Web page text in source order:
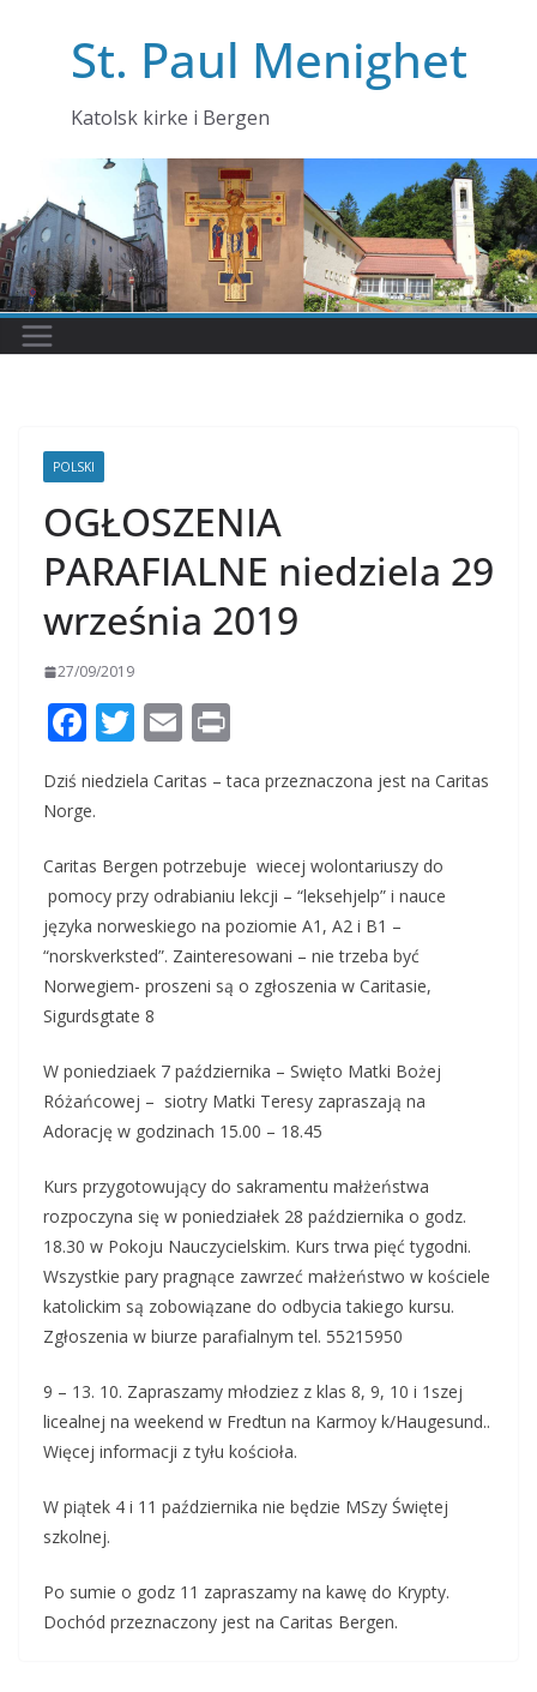
St. Paul Menighet
Katolsk kirke i Bergen
POLSKI
OGŁOSZENIA
PARAFIALNE niedziela 29
września 2019
27/09/2019
F
ac
e
o
o
k
T
w
itt
E
ai t
Dziś niedziela Caritas – taca przeznaczona jest na Caritas
Norge.
Caritas Bergen potrzebuje wiecej wolontariuszy do
pomocy przy odrabianiu lekcji – “leksehjelp” i nauce
języka norweskiego na poziomie A1, A2 i B1 –
“norskverksted”. Zainteresowani – nie trzeba być
Norwegiem- proszeni są o zgłoszenia w Caritasie,
Sigurdsgtate 8
W poniedziaek 7 października – Swięto Matki Bożej
Różańcowej – siotry Matki Teresy zapraszają na
Adorację w godzinach 15.00 – 18.45
Kurs przygotowujący do sakramentu małżeństwa
rozpoczyna się w poniedziałek 28 października o godz.
18.30 w Pokoju Nauczycielskim. Kurs trwa pięć tygodni.
Wszystkie pary pragnące zawrzeć małżeństwo w kościele
katolickim są zobowiązane do odbycia takiego kursu.
Zgłoszenia w biurze parafialnym tel. 55215950
9 – 13. 10. Zapraszamy młodziez z klas 8, 9, 10 i 1szej
licealnej na weekend w Fredtun na Karmoy k/Haugesund..
Więcej informacji z tyłu kościoła.
W piątek 4 i 11 października nie będzie MSzy Świętej
szkolnej.
Po sumie o godz 11 zapraszamy na kawę do Krypty.
Dochód przeznaczony jest na Caritas Bergen.